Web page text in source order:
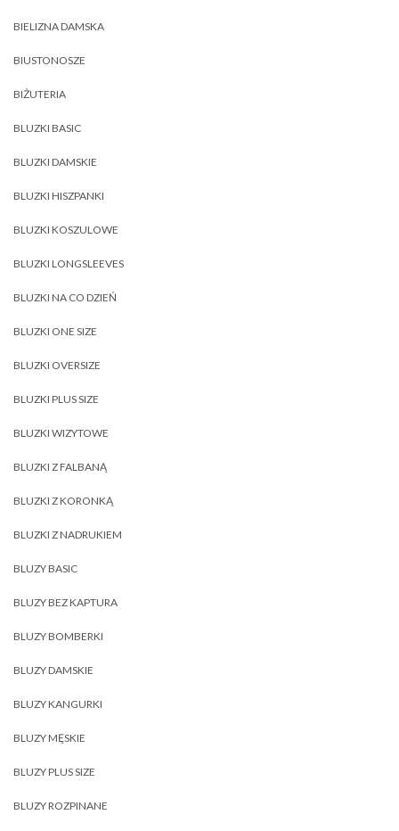
BIELIZNA DAMSKA
BIUSTONOSZE
BIŻUTERIA
BLUZKI BASIC
BLUZKI DAMSKIE
BLUZKI HISZPANKI
BLUZKI KOSZULOWE
BLUZKI LONGSLEEVES
BLUZKI NA CO DZIEŃ
BLUZKI ONE SIZE
BLUZKI OVERSIZE
BLUZKI PLUS SIZE
BLUZKI WIZYTOWE
BLUZKI Z FALBANĄ
BLUZKI Z KORONKĄ
BLUZKI Z NADRUKIEM
BLUZY BASIC
BLUZY BEZ KAPTURA
BLUZY BOMBERKI
BLUZY DAMSKIE
BLUZY KANGURKI
BLUZY MĘSKIE
BLUZY PLUS SIZE
BLUZY ROZPINANE